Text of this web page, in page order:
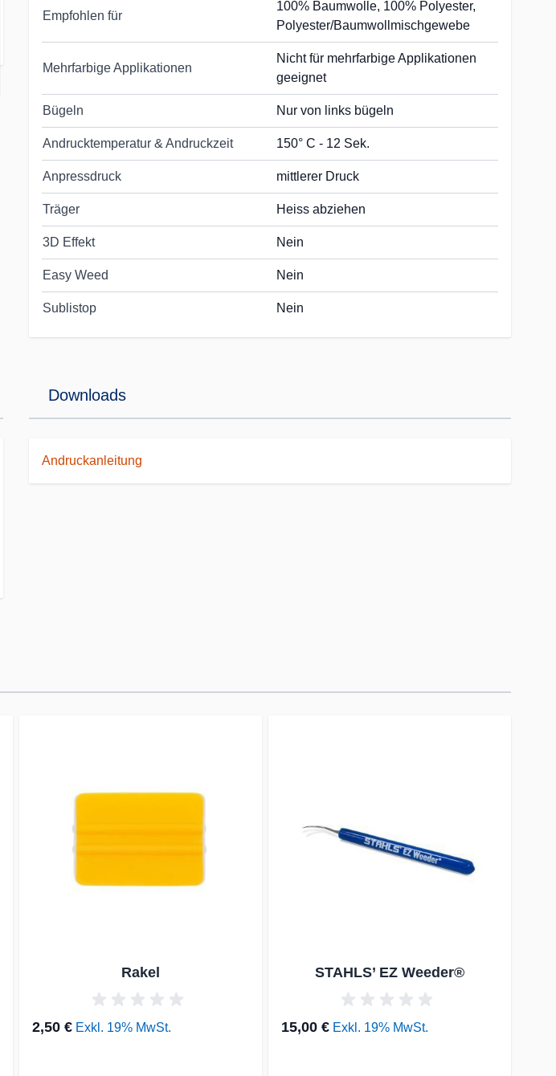
Empfohlen für
100% Baumwolle, 100% Polyester,
Polyester/Baumwollmischgewebe
Mehrfarbige Applikationen
Nicht für mehrfarbige Applikationen
geeignet
Bügeln Nur von links bügeln
Andrucktemperatur & Andruckzeit 150° C - 12 Sek.
Anpressdruck mittlerer Druck
Träger Heiss abziehen
3D Effekt Nein
Easy Weed Nein
Sublistop Nein
Downloads
Andruckanleitung
Rakel
2,50 € Exkl. 19% MwSt.
STAHLS’ EZ Weeder®
15,00 € Exkl. 19% MwSt.